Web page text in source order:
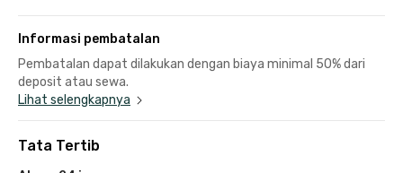
Informasi pembatalan
Pembatalan dapat dilakukan dengan biaya minimal 50% dari
deposit atau sewa.
Lihat selengkapnya
Tata Tertib